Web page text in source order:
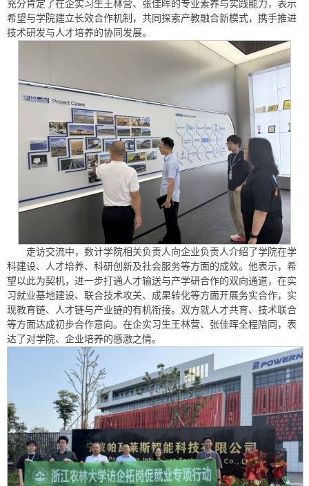
充分肯定了在企实习生王林营、张佳晖的专业素养与实践能力，表示
希望与学院建立长效合作机制，共同探索产教融合新模式，携手推进
技术研发与人才培养的协同发展。
走访交流中，数计学院相关负责人向企业负责人介绍了学院在学
科建设、人才培养、科研创新及社会服务等方面的成效。他表示，希
望以此为契机，进一步打通人才输送与产学研合作的双向通道，在实
习就业基地建设、联合技术攻关、成果转化等方面开展务实合作，实
现教育链、人才链与产业链的有机衔接。双方就人才共育、技术联合
等方面达成初步合作意向。在企实习生王林营、张佳晖全程陪同，表
达了对学院、企业培养的感激之情。